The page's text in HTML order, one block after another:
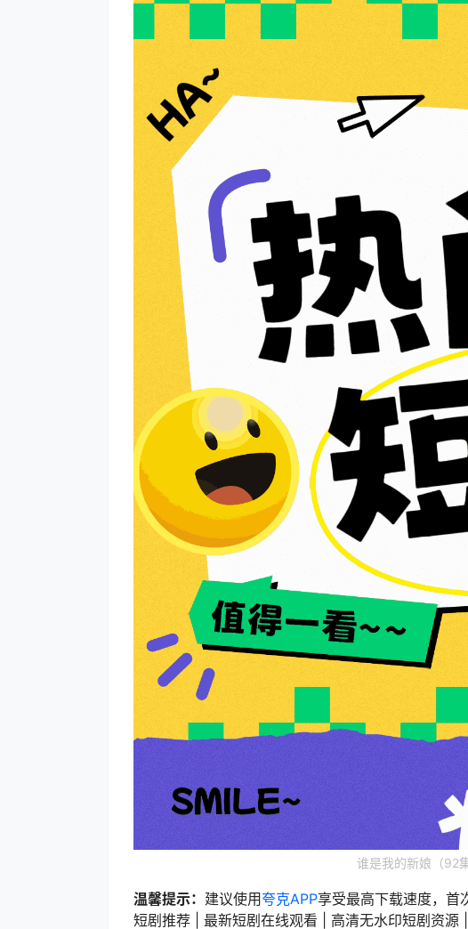
谁是我的新娘（92
温馨提示： 建议使用夸克APP享受最高下载速度，首
短剧推荐 | 最新短剧在线观看 | 高清无水印短剧资源